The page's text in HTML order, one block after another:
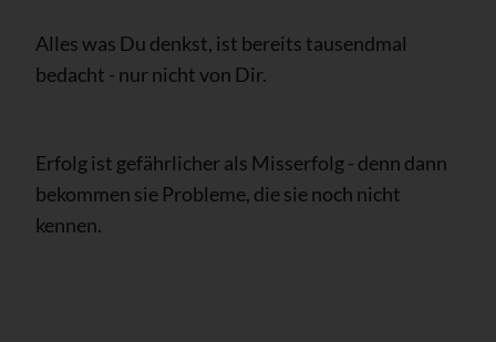
Alles was Du denkst, ist bereits tausendmal
bedacht - nur nicht von Dir.
Erfolg ist gefährlicher als Misserfolg - denn dann
bekommen sie Probleme, die sie noch nicht
kennen.